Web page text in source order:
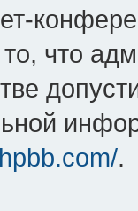
то, что
.